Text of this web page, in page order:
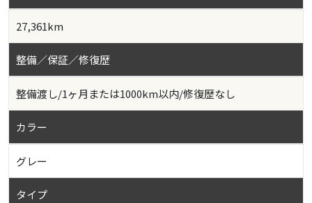
27,361km
整備／保証／修復歴
整備渡し/1ヶ月または1000km以内/修復歴なし
カラー
グレー
タイプ